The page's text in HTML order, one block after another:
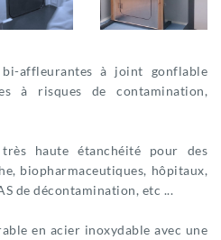
bi-affleurantes à joint gonflable
à risques de contamination,
haute étanchéité pour des
biopharmaceutiques, hôpitaux,
de décontamination, etc ...
en acier inoxydable avec une